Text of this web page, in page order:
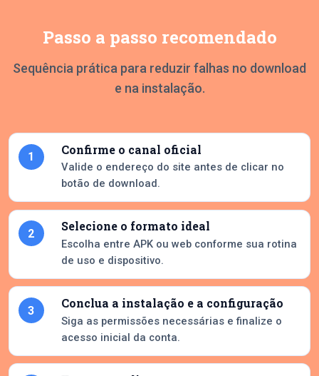
Passo a passo recomendado
Sequência prática para reduzir falhas no download
e na instalação.
1 Confirme o canal oficial
Valide o endereço do site antes de clicar no
botão de download.
2 Selecione o formato ideal
Escolha entre APK ou web conforme sua rotina
de uso e dispositivo.
3 Conclua a instalação e a configuração
Siga as permissões necessárias e finalize o
acesso inicial da conta.